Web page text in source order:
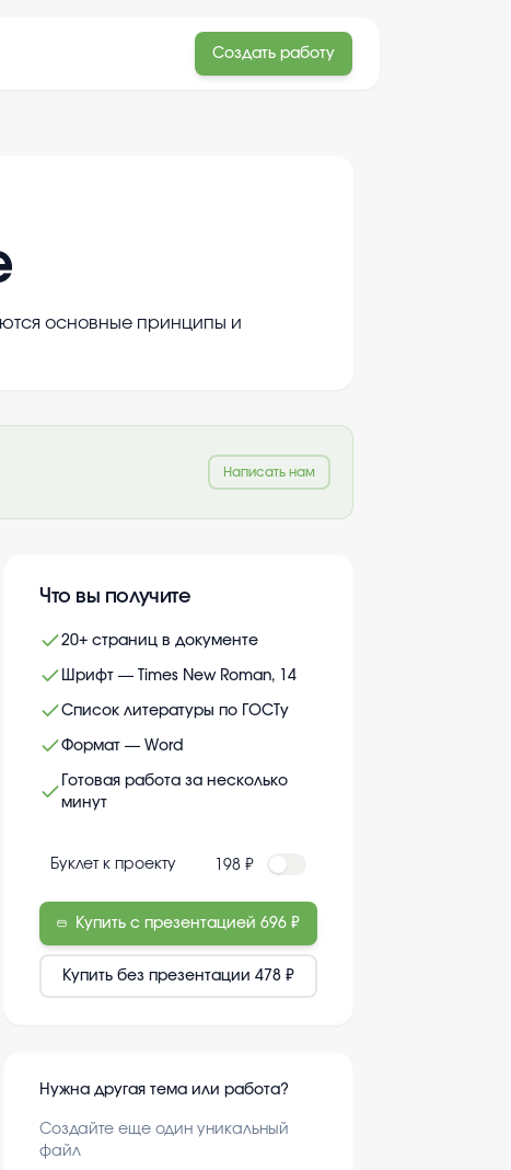
Создать работу
основные принципы и
Написать нам
Что вы получите
20+ страниц в документе
Шрифт — Times New Roman, 14
Список литературы по ГОСТу
Формат — Word
Готовая работа за несколько
минут
Буклет к проекту 198 ₽
Купить с презентацией 696 ₽
Купить без презентации 478 ₽
Нужна другая тема или работа?
Создайте еще один уникальный
файл